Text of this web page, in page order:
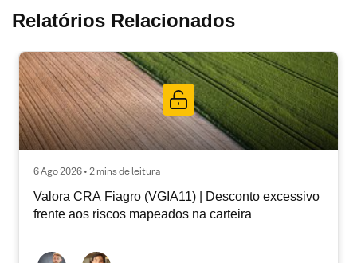
Relatórios Relacionados
6 Ago 2026 • 2 mins de leitura
Valora CRA Fiagro (VGIA11) | Desconto excessivo
frente aos riscos mapeados na carteira